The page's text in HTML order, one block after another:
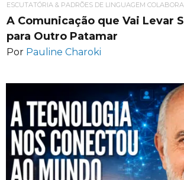
ESCUTATÓRIA & PADRÕES DE LINGUAGEM
A Comunicação que Vai Levar
para Outro Patamar
Por Pauline Charoki